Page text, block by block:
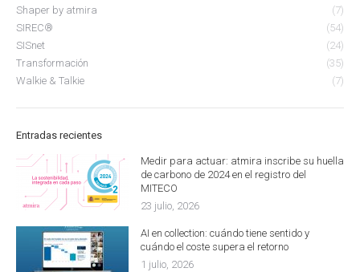
Shaper by atmira
(7)
SIREC®
(54)
SISnet
(24)
Transformación
(35)
Walkie & Talkie
(7)
Entradas recientes
Medir para actuar: atmira inscribe su huella
de carbono de 2024 en el registro del
MITECO
23 julio, 2026
AI en collection: cuándo tiene sentido y
cuándo el coste supera el retorno
1 julio, 2026